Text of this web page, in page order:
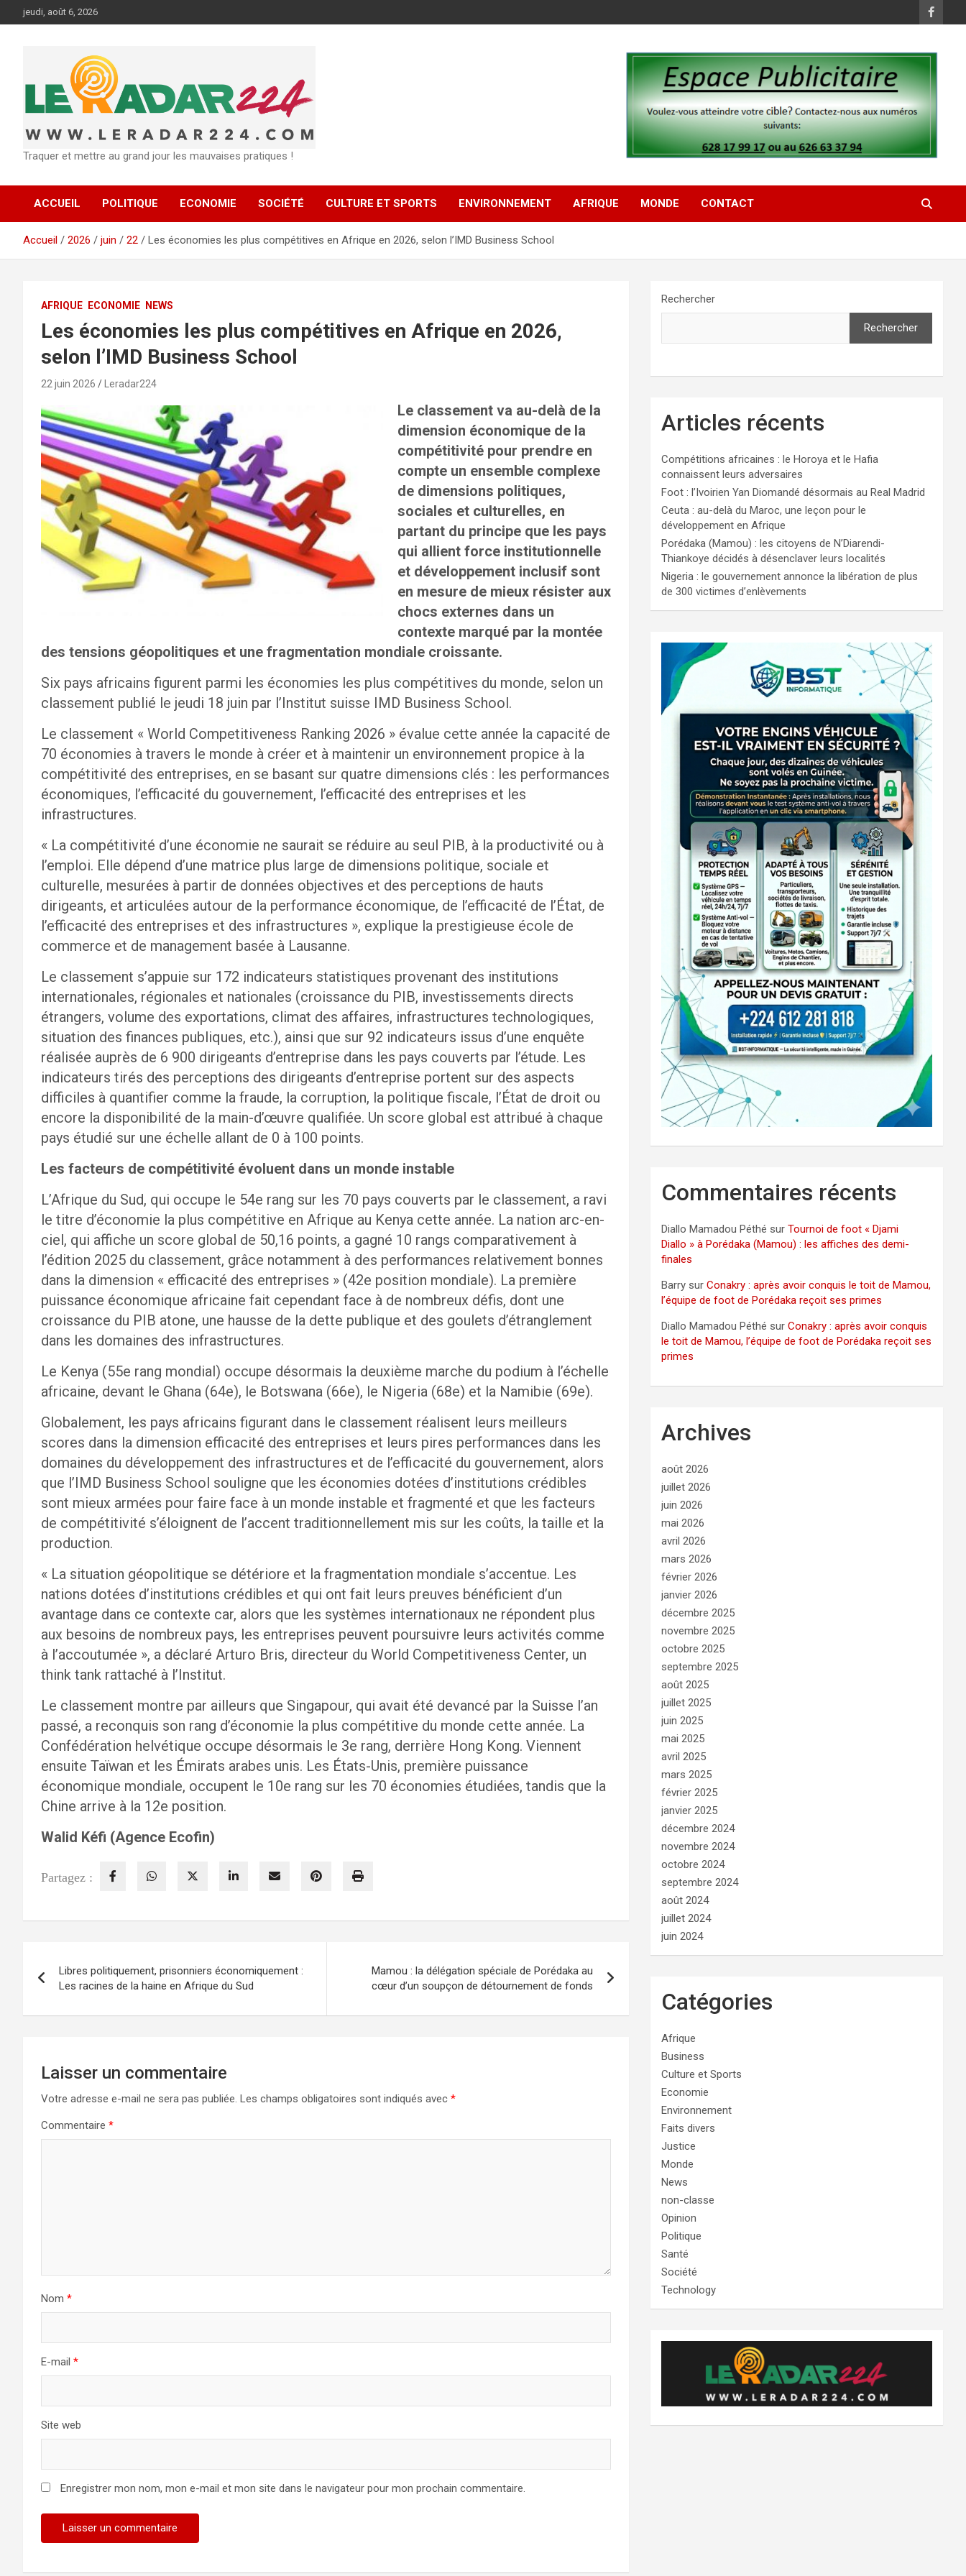
au
jeudi, août 6, 2026
Traquer et mettre au grand jour les mauvaises pratiques !
ACCUEIL POLITIQUE ECONOMIE SOCIÉTÉ CULTURE ET SPORTS ENVIRONNEMENT AFRIQUE MONDE CONTACT
Accueil 2026 juin 22 Les économies les plus compétitives en Afrique en 2026, selon l’IMD Business School
AFRIQUE ECONOMIE NEWS
Les économies les plus compétitives en Afrique en 2026,
selon l’IMD Business School
22 juin 2026 Leradar224
Le classement va au-delà de la
dimension économique de la
compétitivité pour prendre en
compte un ensemble complexe
de dimensions politiques,
sociales et culturelles, en
partant du principe que les pays
qui allient force institutionnelle
et développement inclusif sont
en mesure de mieux résister aux
chocs externes dans un
contexte marqué par la montée
des tensions géopolitiques et une fragmentation mondiale croissante.
Six pays africains figurent parmi les économies les plus compétitives du monde, selon un
classement publié le jeudi 18 juin par l’Institut suisse IMD Business School.
Le classement « World Competitiveness Ranking 2026 » évalue cette année la capacité de
70 économies à travers le monde à créer et à maintenir un environnement propice à la
compétitivité des entreprises, en se basant sur quatre dimensions clés : les performances
économiques, l’efficacité du gouvernement, l’efficacité des entreprises et les
infrastructures.
« La compétitivité d’une économie ne saurait se réduire au seul PIB, à la productivité ou à
l’emploi. Elle dépend d’une matrice plus large de dimensions politique, sociale et
culturelle, mesurées à partir de données objectives et des perceptions de hauts
dirigeants, et articulées autour de la performance économique, de l’efficacité de l’État, de
l’efficacité des entreprises et des infrastructures », explique la prestigieuse école de
commerce et de management basée à Lausanne.
Le classement s’appuie sur 172 indicateurs statistiques provenant des institutions
internationales, régionales et nationales (croissance du PIB, investissements directs
étrangers, volume des exportations, climat des affaires, infrastructures technologiques,
situation des finances publiques, etc.), ainsi que sur 92 indicateurs issus d’une enquête
réalisée auprès de 6 900 dirigeants d’entreprise dans les pays couverts par l’étude. Les
indicateurs tirés des perceptions des dirigeants d’entreprise portent sur des aspects
difficiles à quantifier comme la fraude, la corruption, la politique fiscale, l’État de droit ou
encore la disponibilité de la main-d’œuvre qualifiée. Un score global est attribué à chaque
pays étudié sur une échelle allant de 0 à 100 points.
Les facteurs de compétitivité évoluent dans un monde instable
L’Afrique du Sud, qui occupe le 54e rang sur les 70 pays couverts par le classement, a ravi
le titre d’économie la plus compétitive en Afrique au Kenya cette année. La nation arc-en-
ciel, qui affiche un score global de 50,16 points, a gagné 10 rangs comparativement à
l’édition 2025 du classement, grâce notamment à des performances relativement bonnes
dans la dimension « efficacité des entreprises » (42e position mondiale). La première
puissance économique africaine fait cependant face à de nombreux défis, dont une
croissance du PIB atone, une hausse de la dette publique et des goulets d’étranglement
dans les domaines des infrastructures.
Le Kenya (55e rang mondial) occupe désormais la deuxième marche du podium à l’échelle
africaine, devant le Ghana (64e), le Botswana (66e), le Nigeria (68e) et la Namibie (69e).
Globalement, les pays africains figurant dans le classement réalisent leurs meilleurs
scores dans la dimension efficacité des entreprises et leurs pires performances dans les
domaines du développement des infrastructures et de l’efficacité du gouvernement, alors
que l’IMD Business School souligne que les économies dotées d’institutions crédibles
sont mieux armées pour faire face à un monde instable et fragmenté et que les facteurs
de compétitivité s’éloignent de l’accent traditionnellement mis sur les coûts, la taille et la
production.
« La situation géopolitique se détériore et la fragmentation mondiale s’accentue. Les
nations dotées d’institutions crédibles et qui ont fait leurs preuves bénéficient d’un
avantage dans ce contexte car, alors que les systèmes internationaux ne répondent plus
aux besoins de nombreux pays, les entreprises peuvent poursuivre leurs activités comme
à l’accoutumée », a déclaré Arturo Bris, directeur du World Competitiveness Center, un
think tank rattaché à l’Institut.
Le classement montre par ailleurs que Singapour, qui avait été devancé par la Suisse l’an
passé, a reconquis son rang d’économie la plus compétitive du monde cette année. La
Confédération helvétique occupe désormais le 3e rang, derrière Hong Kong. Viennent
ensuite Taïwan et les Émirats arabes unis. Les États-Unis, première puissance
économique mondiale, occupent le 10e rang sur les 70 économies étudiées, tandis que la
Chine arrive à la 12e position.
Walid Kéfi (Agence Ecofin)
Partagez :
de
l’article
Libres politiquement, prisonniers économiquement :
Les racines de la haine en Afrique du Sud
Mamou : la délégation spéciale de Porédaka au
cœur d’un soupçon de détournement de fonds
Laisser un commentaire
Votre adresse e-mail ne sera pas publiée. Les champs obligatoires sont indiqués avec *
Commentaire *
Nom *
E-mail *
Site web
Enregistrer mon nom, mon e-mail et mon site dans le navigateur pour mon prochain commentaire.
Rechercher
Rechercher
Articles récents
Compétitions africaines : le Horoya et le Hafia
connaissent leurs adversaires
Foot : l’Ivoirien Yan Diomandé désormais au Real Madrid
Ceuta : au-delà du Maroc, une leçon pour le
développement en Afrique
Porédaka (Mamou) : les citoyens de N’Diarendi-
Thiankoye décidés à désenclaver leurs localités
Nigeria : le gouvernement annonce la libération de plus
de 300 victimes d’enlèvements
Commentaires récents
Diallo Mamadou Péthé surTournoi de foot « Djami
Diallo » à Porédaka (Mamou) : les affiches des demi-
finales
Barry surConakry : après avoir conquis le toit de Mamou,
l’équipe de foot de Porédaka reçoit ses primes
Diallo Mamadou Péthé surConakry : après avoir conquis
le toit de Mamou, l’équipe de foot de Porédaka reçoit ses
primes
Archives
août 2026
juillet 2026
juin 2026
mai 2026
avril 2026
mars 2026
février 2026
janvier 2026
décembre 2025
novembre 2025
octobre 2025
septembre 2025
août 2025
juillet 2025
juin 2025
mai 2025
avril 2025
mars 2025
février 2025
janvier 2025
décembre 2024
novembre 2024
octobre 2024
septembre 2024
août 2024
juillet 2024
juin 2024
Catégories
Afrique
Business
Culture et Sports
Economie
Environnement
Faits divers
Justice
Monde
News
non-classe
Opinion
Politique
Santé
Société
Technology